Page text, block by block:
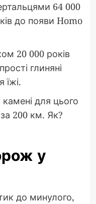
64 000
до появи Homo
20 000 років
глиняні
їжі.
камені для цього
200 км. Як?
у
до минулого,